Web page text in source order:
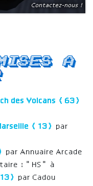
Contactez-nous !
a
des Volcans (63)
(13)
par
par Annuaire Arcade
: "HS" à
par Cadou